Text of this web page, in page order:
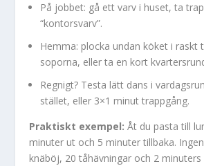
På jobbet: gå ett varv i huset, ta
“kontorsvarv”.
Hemma: plocka undan köket i raskt
soporna, eller ta en kort
Regnigt? Testa lätt dans i
stället, eller 3×1 minut trappgång.
Praktiskt exempel: Åt du pasta till
minuter ut och 5 minuter tillbaka.
knäböj, 20 tåhävningar och 2 minuters